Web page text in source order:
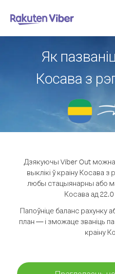
Як
Косава з
Дзякуючы Viber Out
выклікі ў краіну Косава з
любы стацыянарны або
Косава ад 22.0
Папоўніце баланс
план — і зможаце званіць па
краіну